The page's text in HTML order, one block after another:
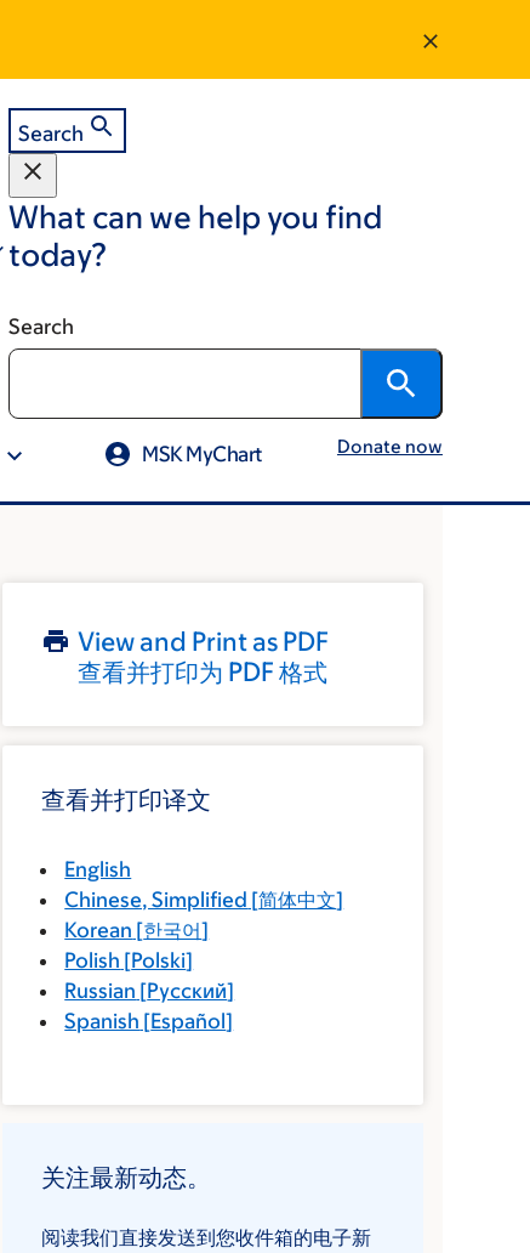
Search
What can we help you find
today?
Search
MSK MyChart Donate now
View and Print as PDF
查看并打印为 PDF 格式
查看并打印译文
English
Chinese, Simplified [简体中文]
Korean [한국어]
Polish [Polski]
Russian [Русский]
Spanish [Español]
关注最新动态。
阅读我们直接发送到您收件箱的电子新